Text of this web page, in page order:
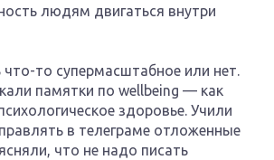
людям двигаться внутри
то супермасштабное или нет.
памятки по wellbeing — как
здоровье. Учили
в телеграме отложенные
что не надо писать